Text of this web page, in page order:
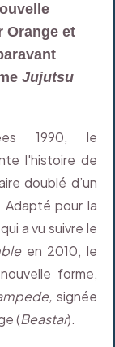
Orange et
Jujutsu
1990, le
l'histoire de
doublé d’un
pour la
a vu suivre le
en 2010, le
forme,
signée
(Beastar).